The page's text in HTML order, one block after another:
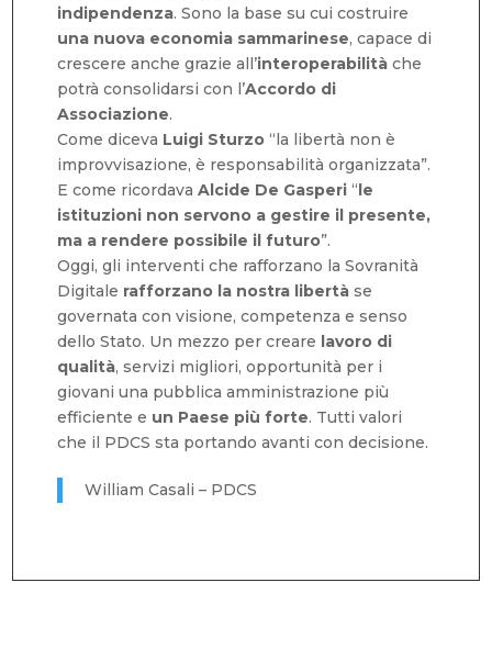
indipendenza. Sono la base su cui costruire
una nuova economia sammarinese, capace di
crescere anche grazie all’interoperabilità che
potrà consolidarsi con l’Accordo di
Associazione.
Come diceva Luigi Sturzo “la libertà non è
improvvisazione, è responsabilità organizzata”.
E come ricordavaAlcide De Gasperi “ le
istituzioni non servono a gestire il presente,
ma a rendere possibile il futuro”.
Oggi, gli interventi che rafforzano la Sovranità
Digitale rafforzano la nostra libertà se
governata con visione, competenza e senso
dello Stato. Un mezzo per creare lavoro di
qualità, servizi migliori, opportunità per i
giovani una pubblica amministrazione più
efficiente e un Paese più forte. Tutti valori
che il PDCS sta portando avanti con decisione.
William Casali – PDCS